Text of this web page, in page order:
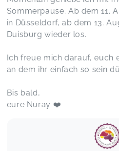
bekannten Elementen,
Musik und Bewegung
Herbstspecial Kürbisschnitzen
Michele,Oct 20
Sommerpause. Ab dem 11.
in Düsseldorf, ab dem 13.
Duisburg wieder los.
Ich freue mich darauf, euch
an dem ihr einfach so sein
Bis bald,
eure Nuray ❤️